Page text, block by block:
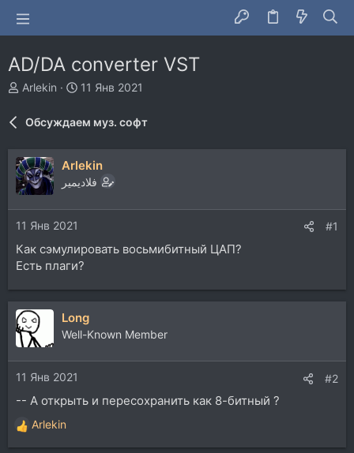
AD/DA converter VST
А
т
р
т
е
м
Arlekin
Д
н
а
ч
а
11 Янв 2021
Обсуждаем муз. софт
Arlekin
فلاديمير
11 Янв 2021 #1
Как сэмулировать восьмибитный ЦАП?
Есть плаги?
Long
Well-Known Member
11 Янв 2021 #2
-- А открыть и пересохранить как 8-битный ?
Р
е
Arlekin